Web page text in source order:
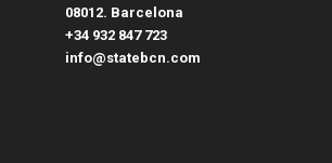
08012. Barcelona
+34 932 847 723
info@statebcn.com